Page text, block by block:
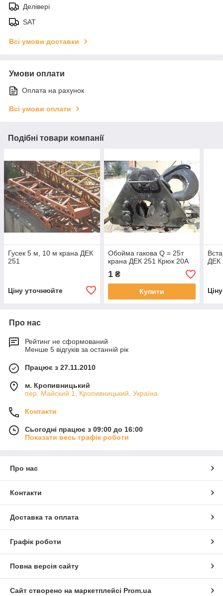
Делівері
SAT
Всі умови доставки
Умови оплати
Оплата на рахунок
Всі умови оплати
Подібні товари компанії
Гусек 5 м, 10 м крана ДЕК
251
Ціну уточнюйте
Обойма гакова Q = 25т
крана ДЕК 251 Крюк 20А
1₴
Купити
ДЕК
Про нас
Рейтинг не сформований
Менше 5 відгуків за останній рік
Працює з 27.11.2010
м. Кропивницький
пер. Майский 1, Кропивницький, Україна
Контакти
Сьогодні працює з 09:00 до 16:00
Показати весь графік роботи
Про нас
Контакти
Доставка та оплата
Графік роботи
Повна версія сайту
Сайт створено на маркетплейсі Prom.ua